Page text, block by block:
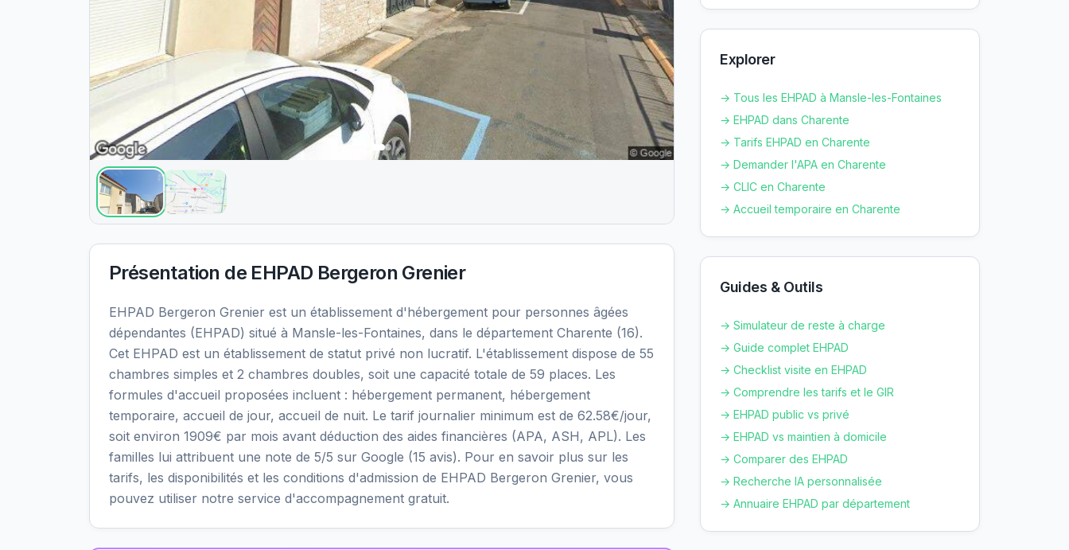
Présentation de EHPAD Bergeron Grenier
EHPAD Bergeron Grenier est un établissement d'hébergement pour personnes âgées
dépendantes (EHPAD) situé à Mansle-les-Fontaines, dans le département Charente (16).
Cet EHPAD est un établissement de statut privé non lucratif. L'établissement dispose de 55
chambres simples et 2 chambres doubles, soit une capacité totale de 59 places. Les
formules d'accueil proposées incluent : hébergement permanent, hébergement
temporaire, accueil de jour, accueil de nuit. Le tarif journalier minimum est de 62.58€/jour,
soit environ 1909€ par mois avant déduction des aides financières (APA, ASH, APL). Les
familles lui attribuent une note de 5/5 sur Google (15 avis). Pour en savoir plus sur les
tarifs, les disponibilités et les conditions d'admission de EHPAD Bergeron Grenier, vous
pouvez utiliser notre service d'accompagnement gratuit.
Explorer
→ Tous les EHPAD à Mansle-les-Fontaines
→ EHPAD dans Charente
→ Tarifs EHPAD en Charente
→ Demander l'APA en Charente
→ CLIC en Charente
→ Accueil temporaire en Charente
Guides & Outils
→ Simulateur de reste à charge
→ Guide complet EHPAD
→ Checklist visite en EHPAD
→ Comprendre les tarifs et le GIR
→ EHPAD public vs privé
→ EHPAD vs maintien à domicile
→ Comparer des EHPAD
→ Recherche IA personnalisée
→ Annuaire EHPAD par département